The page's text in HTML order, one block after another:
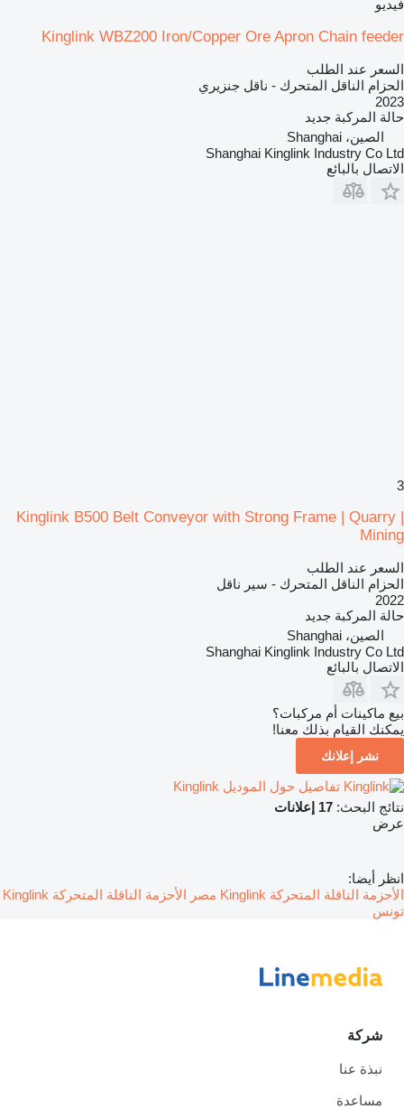
فيديو
Kinglink WBZ200 Iron/Copper Ore Apron Chain feeder
السعر عند الطلب
الحزام الناقل المتحرك - ناقل جنزيري
2023
حالة المركبة جديد
الصين، Shanghai
Shanghai Kinglink Industry Co Ltd
الاتصال بالبائع
3
Kinglink B500 Belt Conveyor with Strong Frame | Quarry |
Mining
السعر عند الطلب
الحزام الناقل المتحرك - سير ناقل
2022
حالة المركبة جديد
الصين، Shanghai
Shanghai Kinglink Industry Co Ltd
الاتصال بالبائع
بيع ماكينات أم مركبات؟
يمكنك القيام بذلك معنا!
نشر إعلانك
تفاصيل حول الموديل Kinglink
نتائج البحث: 17 إعلانات
عرض
انظر أيضا:
الأحزمة الناقلة المتحركة Kinglink مصر
الأحزمة الناقلة المتحركة Kinglink
تونس
شركة
نبذة عنا
مساعدة